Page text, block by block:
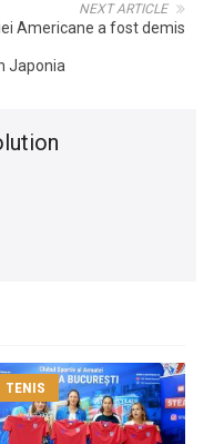
NEXT ARTICLE
Americane a fost demis
Japonia
TENIS